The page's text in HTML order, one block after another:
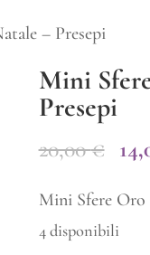
– Presepi
Mini
Presepi
20,00€ Il
era:
Mini Sfere
4 disponibili